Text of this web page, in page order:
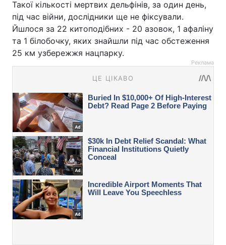
Такої кількості мертвих дельфінів, за один день,
під час війни, дослідники ще не фіксували.
Йшлося за 22 китоподібних - 20 азовок, 1 афаліну
та 1 білобочку, яких знайшли під час обстеження
25 км узбережжя нацпарку.
Реклама